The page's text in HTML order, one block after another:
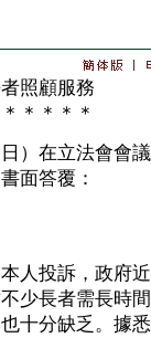
照顧服務
＊＊＊＊
在立法會會議
面答覆：
投訴，政府近
少長者需長時
十分缺乏。據